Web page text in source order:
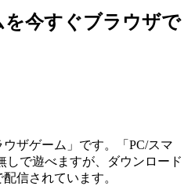
今すぐブラウザで
ザゲーム」です。「PC/スマ
しで遊べますが、ダウンロード
信されています。